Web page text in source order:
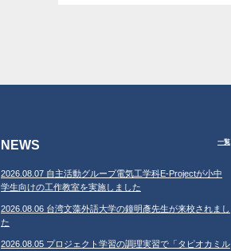
NEWS 一覧
2026.08.07 自主活動グループ電気工学科E-Projectが小中
学生向けの工作教室を実施しました
2026.08.06 台湾文藻外語大学の鐘明彥先生が来校されまし
た
2026.08.05 プロジェクト学習の調理実習で「タピオカミル